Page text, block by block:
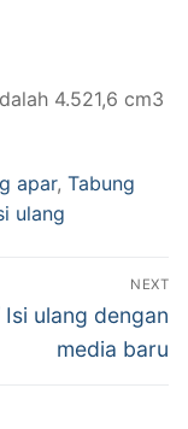
4.521,6 cm3
apar, Tabung
ulang
NEXT
Isi ulang dengan
media baru